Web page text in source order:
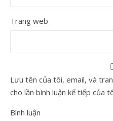
Trang web
Lưu tên của tôi, email, và
cho lần bình luận kế tiếp của
Bình luận